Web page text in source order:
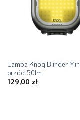
Lampa Knog Blinder
przód 50lm
129,00 zł